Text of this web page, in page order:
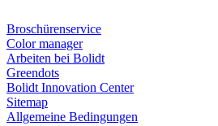
Broschürenservice
Color manager
Arbeiten bei Bolidt
Greendots
Bolidt Innovation Center
Sitemap
Allgemeine Bedingungen